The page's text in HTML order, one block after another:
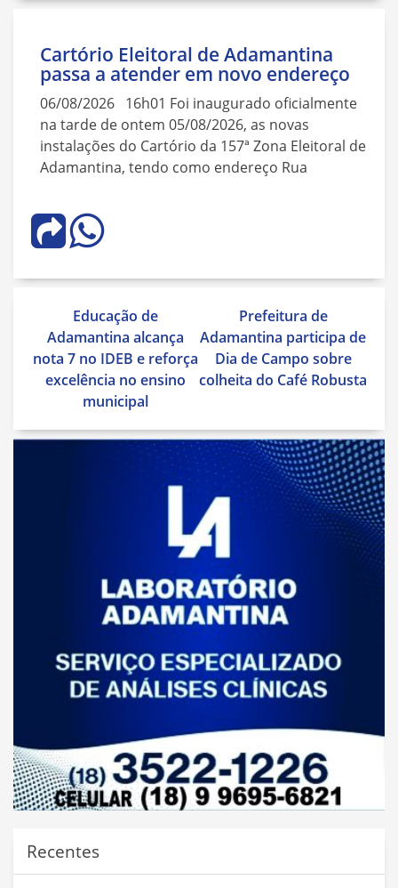
Cartório Eleitoral de Adamantina
passa a atender em novo endereço
06/08/2026 16h01 Foi inaugurado oficialmente
na tarde de ontem 05/08/2026, as novas
instalações do Cartório da 157ª Zona Eleitoral de
Adamantina, tendo como endereço Rua
Navegação
Post
Educação de
Adamantina alcança
nota 7 no IDEB e reforça
excelência no ensino
municipal
Prefeitura de
Adamantina participa de
Dia de Campo sobre
colheita do Café Robusta
Recentes